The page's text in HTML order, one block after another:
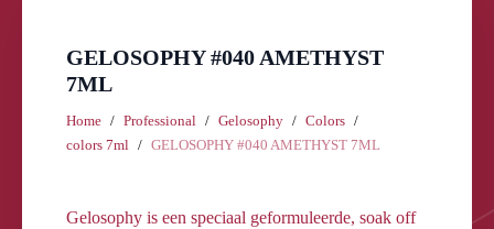
GELOSOPHY #040 AMETHYST
7ML
Home Professional Gelosophy
Colors
colors 7ml
GELOSOPHY #040 AMETHYST 7ML
Gelosophy is een speciaal geformuleerde, soak off